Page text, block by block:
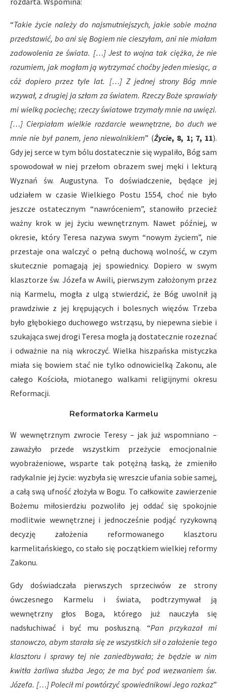
“Takie życie należy do najsmutniejszych, jakie sobie można
przedstawić, bo ani się Bogiem nie cieszyłam, ani nie miałam
zadowolenia ze świata. […] Jest to wojna tak ciężka, że nie
rozumiem, jak mogłam ją wytrzymać choćby jeden miesiąc, a
cóż dopiero przez tyle lat. […] Z jednej strony Bóg mnie
wzywał, z drugiej ja szłam za światem. Rzeczy Boże sprawiały
mi wielką pociechę; rzeczy światowe trzymały mnie na uwięzi.
[…] Cierpiałam wielkie rozdarcie wewnętrzne, bo duch we
mnie nie był panem, jeno niewolnikiem” (Życie, 8, 1; 7, 11).
Gdy jej serce w tym bólu dostatecznie się wypaliło, Bóg sam
spowodował w niej przełom obrazem swej męki i lekturą
Wyznań św. Augustyna. To doświadczenie, będące jej
udziałem w czasie Wielkiego Postu 1554, choć nie było
jeszcze ostatecznym “nawróceniem”, stanowiło przecież
ważny krok w jej życiu wewnętrznym. Nawet później, w
okresie, który Teresa nazywa swym “nowym życiem”, nie
przestaje ona walczyć o pełną duchową wolność, w czym
skutecznie pomagają jej spowiednicy. Dopiero w swym
klasztorze św. Józefa w Awili, pierwszym założonym przez
nią Karmelu, mogła z ulgą stwierdzić, że Bóg uwolnił ją
prawdziwie z jej krępujących i bolesnych więzów. Trzeba
było głębokiego duchowego wstrząsu, by niepewna siebie i
szukająca swej drogi Teresa mogła ją dostatecznie rozeznać
i odważnie na nią wkroczyć. Wielka hiszpańska mistyczka
miała się bowiem stać nie tylko odnowicielką Zakonu, ale
całego Kościoła, miotanego walkami religijnymi okresu
Reformacji.
Reformatorka Karmelu
W wewnętrznym zwrocie Teresy – jak już wspomniano –
zaważyło przede wszystkim przeżycie emocjonalnie
wyobrażeniowe, wsparte tak potężną łaską, że zmieniło
radykalnie jej życie: wyzbyła się wreszcie ufania sobie samej,
a całą swą ufność złożyła w Bogu. To całkowite zawierzenie
Bożemu miłosierdziu pozwoliło jej oddać się spokojnie
modlitwie wewnętrznej i jednocześnie podjąć ryzykowną
decyzję założenia reformowanego klasztoru
karmelitańskiego, co stało się początkiem wielkiej reformy
Zakonu.
Gdy doświadczała pierwszych sprzeciwów ze strony
ówczesnego Karmelu i świata, podtrzymywał ją
wewnętrzny głos Boga, którego już nauczyła się
nadsłuchiwać i być mu posłuszną. “Pan przykazał mi
stanowczo, abym starała się ze wszystkich sił o założenie tego
klasztoru i sprawy tej nie zaniedbywała; że będzie w nim
kwitła żarliwa służba Jego; że ma być pod wezwaniem św.
Józefa. […] Polecił mi powtórzyć spowiednikowi Jego rozkaz”